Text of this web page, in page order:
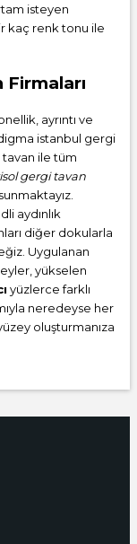
isteyen
kaç renk tonu ile
ayrıntı ve
istanbul gergi
tavan ile tüm
gergi tavan
aydınlık
diğer dokularla
Uygulanan
yükselen
yüzlerce farklı
neredeyse her
oluşturmanıza